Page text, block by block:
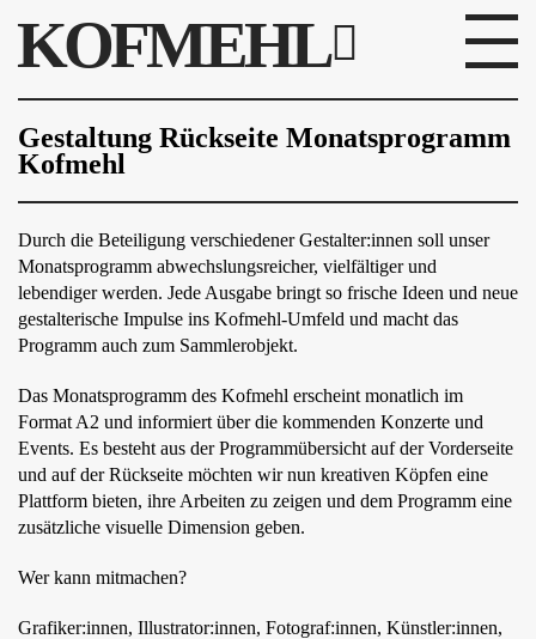
KOFMEHL
PROGRAMM
FABRIKGEFLÜSTER
GALERIE
FOTOGALERIE
INFOS
KONTAKT
ÜBER UNS
Gestaltung Rückseite Monatsprogramm
Kofmehl
Durch die Beteiligung verschiedener Gestalter:innen soll unser
Monatsprogramm abwechslungsreicher, vielfältiger und
lebendiger werden. Jede Ausgabe bringt so frische Ideen und neue
gestalterische Impulse ins Kofmehl-Umfeld und macht das
Programm auch zum Sammlerobjekt.
Das Monatsprogramm des Kofmehl erscheint monatlich im
Format A2 und informiert über die kommenden Konzerte und
Events. Es besteht aus der Programmübersicht auf der Vorderseite
und auf der Rückseite möchten wir nun kreativen Köpfen eine
Plattform bieten, ihre Arbeiten zu zeigen und dem Programm eine
zusätzliche visuelle Dimension geben.
Wer kann mitmachen?
Grafiker:innen, Illustrator:innen, Fotograf:innen, Künstler:innen,